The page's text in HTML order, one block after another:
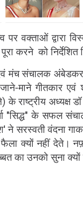
वक्ताओं द्वारा
करने को निर्देशित
मंच संचालक
माने गीतकार
अध्यक्ष
"सिद्ध" के सफल
वंदना गाकर
क्यों नहीं देते।
का उनको सुना